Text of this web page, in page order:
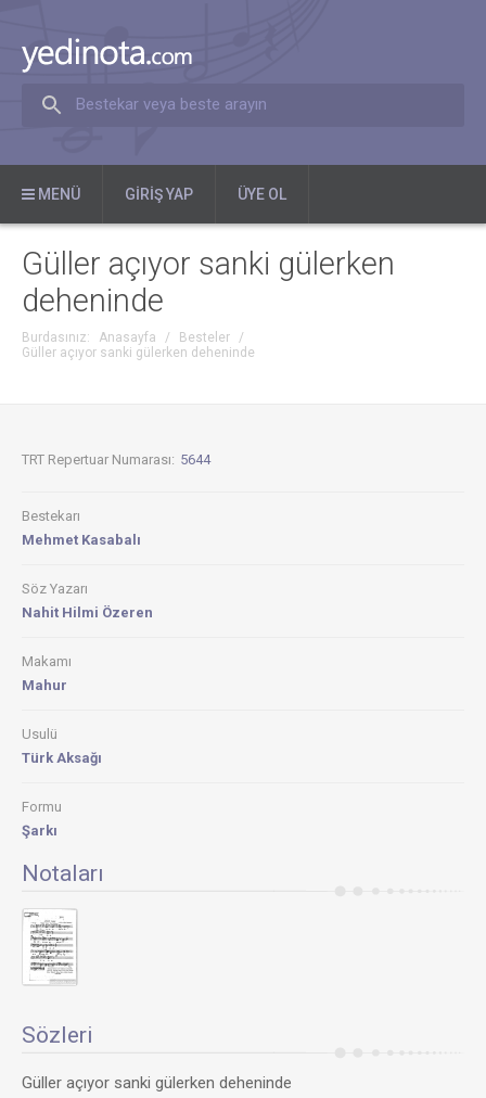
Bestekar veya beste arayın
MENÜ GIRIŞ YAP ÜYE OL
Güller açıyor sanki gülerken
deheninde
Burdasınız: Anasayfa / Besteler
/
Güller açıyor sanki gülerken deheninde
TRT Repertuar Numarası: 5644
Bestekarı
Mehmet Kasabalı
Söz Yazarı
Nahit Hilmi Özeren
Makamı
Mahur
Usulü
Türk Aksağı
Formu
Şarkı
Notaları
Sözleri
Güller açıyor sanki gülerken deheninde